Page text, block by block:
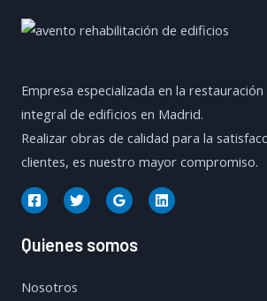
Empresa especializada en la
integral de edificios en Madrid.
Realizar obras de calidad para la
clientes, es nuestro mayor compromiso.
Quienes somos
Nosotros